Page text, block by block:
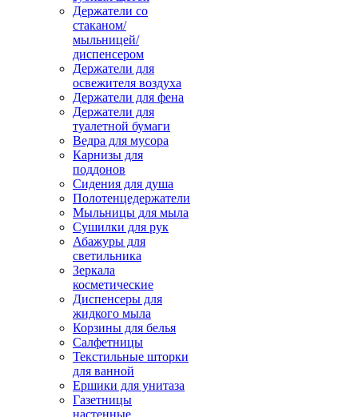
Держатели со
стаканом/
мыльницей/
диспенсером
Держатели для
освежителя воздуха
Держатели для фена
Держатели для
туалетной бумаги
Ведра для мусора
Карнизы для
поддонов
Сидения для душа
Полотенцедержатели
Мыльницы для мыла
Сушилки для рук
Абажуры для
светильника
Зеркала
косметические
Диспенсеры для
жидкого мыла
Корзины для белья
Салфетницы
Текстильные шторки
для ванной
Ершики для унитаза
Газетницы
настенные